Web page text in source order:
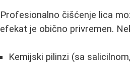
Profesionalno čišćenje lica
efekat je obično privremen.
Kemijski pilinzi (sa